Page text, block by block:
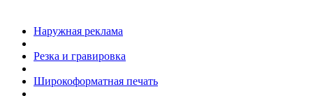
Наружная реклама
Резка и гравировка
Широкоформатная печать